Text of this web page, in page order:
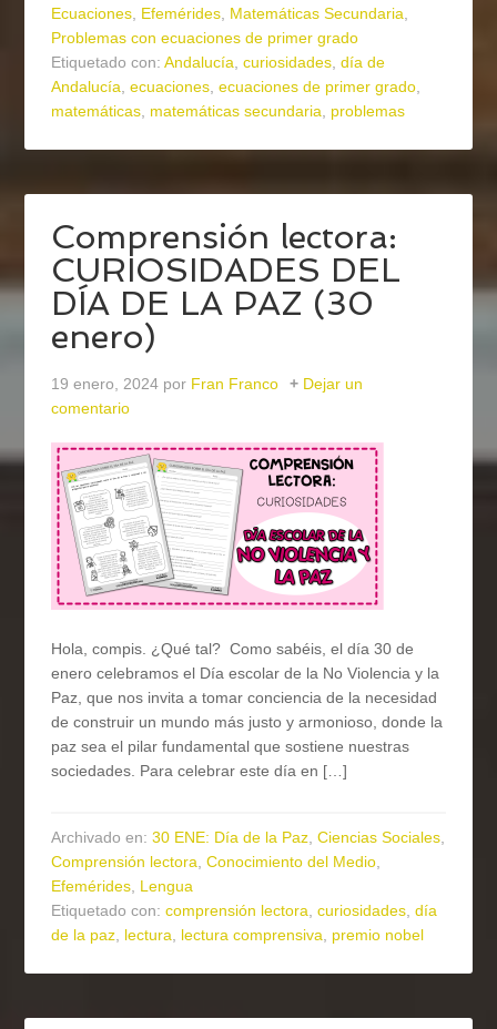
Ecuaciones, Efemérides, Matemáticas Secundaria,
Problemas con ecuaciones de primer grado
Etiquetado con:Andalucía,curiosidades,día de
Andalucía,ecuaciones,ecuaciones de primer grado,
matemáticas, matemáticas secundaria, problemas
Comprensión lectora:
CURIOSIDADES DEL
DÍA DE LA PAZ (30
enero)
19 enero, 2024 por Fran Franco
Dejar un
comentario
Hola, compis. ¿Qué tal? Como sabéis, el día 30 de
enero celebramos el Día escolar de la No Violencia y la
Paz, que nos invita a tomar conciencia de la necesidad
de construir un mundo más justo y armonioso, donde la
paz sea el pilar fundamental que sostiene nuestras
sociedades. Para celebrar este día en […]
Archivado en:30 ENE: Día de la Paz,Ciencias Sociales,
Comprensión lectora,Conocimiento del Medio,
Efemérides, Lengua
Etiquetado con:comprensión lectora,curiosidades,día
de la paz, lectura, lectura comprensiva, premio nobel